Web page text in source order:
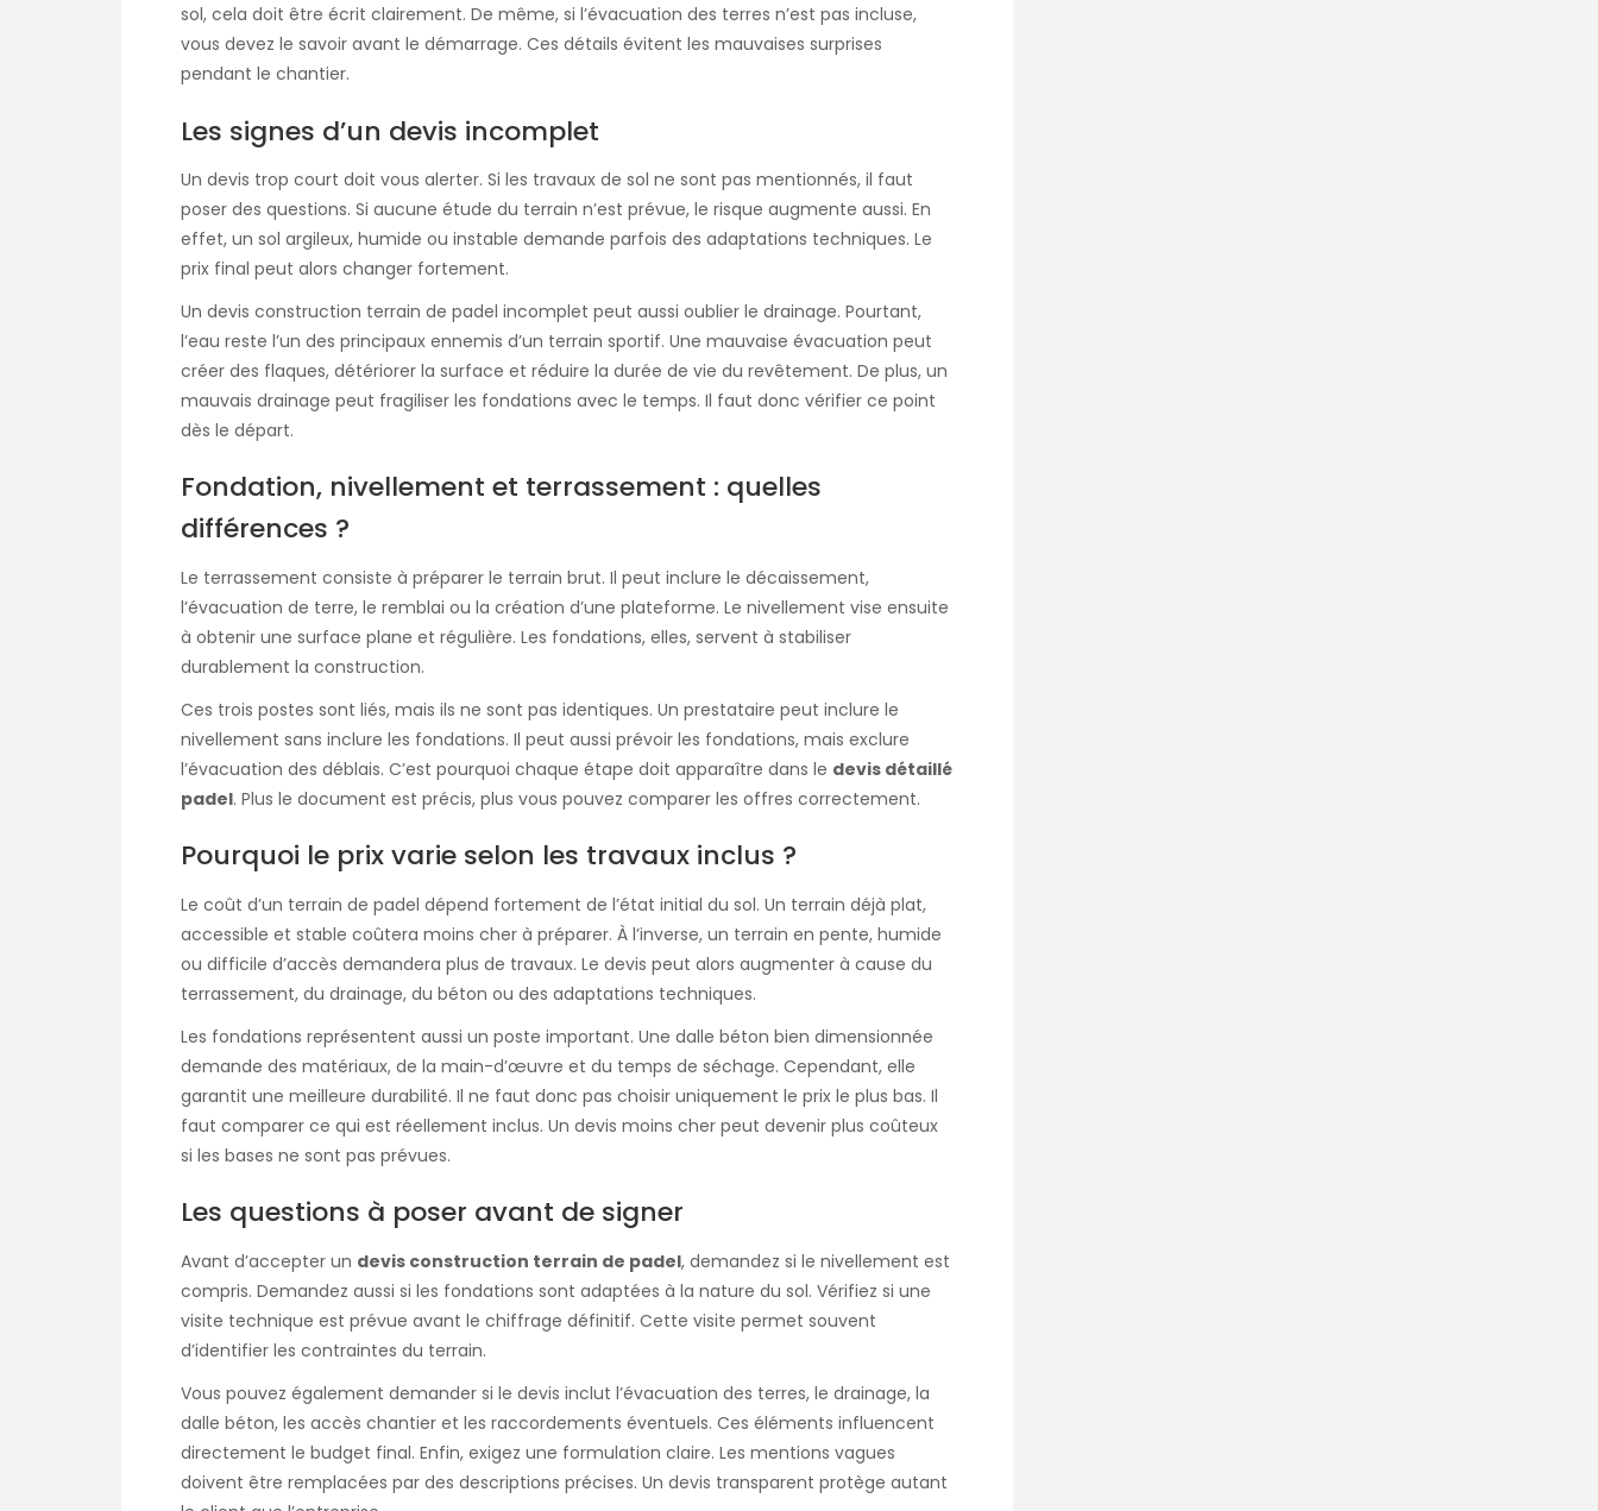
sol, cela doit être écrit clairement. De même, si l’évacuation des terres n’est pas incluse,
vous devez le savoir avant le démarrage. Ces détails évitent les mauvaises surprises
pendant le chantier.
Les signes d’un devis incomplet
Un devis trop court doit vous alerter. Si les travaux de sol ne sont pas mentionnés, il faut
poser des questions. Si aucune étude du terrain n’est prévue, le risque augmente aussi. En
effet, un sol argileux, humide ou instable demande parfois des adaptations techniques. Le
prix final peut alors changer fortement.
Un devis construction terrain de padel incomplet peut aussi oublier le drainage. Pourtant,
l’eau reste l’un des principaux ennemis d’un terrain sportif. Une mauvaise évacuation peut
créer des flaques, détériorer la surface et réduire la durée de vie du revêtement. De plus, un
mauvais drainage peut fragiliser les fondations avec le temps. Il faut donc vérifier ce point
dès le départ.
Fondation, nivellement et terrassement : quelles
différences ?
Le terrassement consiste à préparer le terrain brut. Il peut inclure le décaissement,
l’évacuation de terre, le remblai ou la création d’une plateforme. Le nivellement vise ensuite
à obtenir une surface plane et régulière. Les fondations, elles, servent à stabiliser
durablement la construction.
Ces trois postes sont liés, mais ils ne sont pas identiques. Un prestataire peut inclure le
nivellement sans inclure les fondations. Il peut aussi prévoir les fondations, mais exclure
l’évacuation des déblais. C’est pourquoi chaque étape doit apparaître dans le devis détaillé
padel. Plus le document est précis, plus vous pouvez comparer les offres correctement.
Pourquoi le prix varie selon les travaux inclus ?
Le coût d’un terrain de padel dépend fortement de l’état initial du sol. Un terrain déjà plat,
accessible et stable coûtera moins cher à préparer. À l’inverse, un terrain en pente, humide
ou difficile d’accès demandera plus de travaux. Le devis peut alors augmenter à cause du
terrassement, du drainage, du béton ou des adaptations techniques.
Les fondations représentent aussi un poste important. Une dalle béton bien dimensionnée
demande des matériaux, de la main-d’œuvre et du temps de séchage. Cependant, elle
garantit une meilleure durabilité. Il ne faut donc pas choisir uniquement le prix le plus bas. Il
faut comparer ce qui est réellement inclus. Un devis moins cher peut devenir plus coûteux
si les bases ne sont pas prévues.
Les questions à poser avant de signer
Avant d’accepter un devis construction terrain de padel, demandez si le nivellement est
compris. Demandez aussi si les fondations sont adaptées à la nature du sol. Vérifiez si une
visite technique est prévue avant le chiffrage définitif. Cette visite permet souvent
d’identifier les contraintes du terrain.
Vous pouvez également demander si le devis inclut l’évacuation des terres, le drainage, la
dalle béton, les accès chantier et les raccordements éventuels. Ces éléments influencent
directement le budget final. Enfin, exigez une formulation claire. Les mentions vagues
doivent être remplacées par des descriptions précises. Un devis transparent protège autant